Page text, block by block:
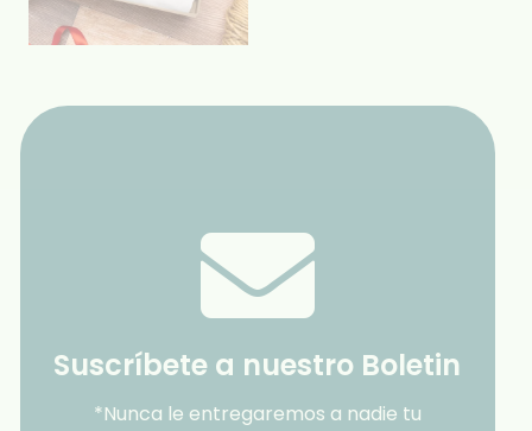
Suscríbete a nuestro Boletin
*Nunca le entregaremos a nadie tu